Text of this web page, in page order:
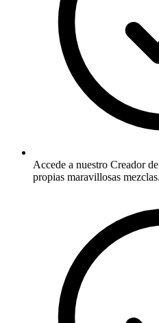
Accede a nuestro Creador
propias maravillosas mezclas.